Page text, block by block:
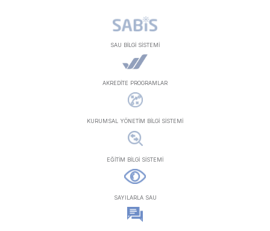
SAU BİLGİ SİSTEMİ
AKREDİTE PROGRAMLAR
KURUMSAL YÖNETİM BİLGİ SİSTEMİ
EĞİTİM BİLGİ SİSTEMİ
SAYILARLA SAU